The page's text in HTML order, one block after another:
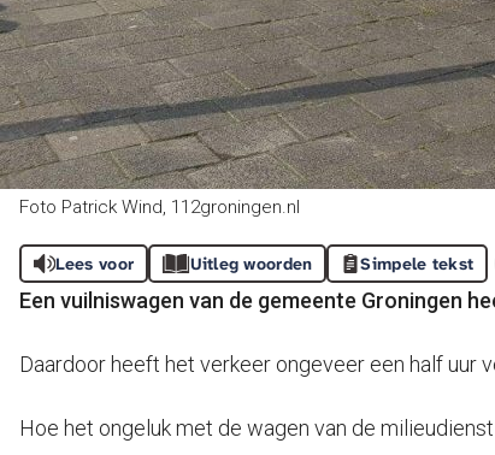
Foto Patrick Wind, 112groningen.nl
Lees voor Uitleg woorden Simpele tekst
Een vuilniswagen van de gemeente Groningen
Daardoor heeft het verkeer ongeveer een half uur
Hoe het ongeluk met de wagen van de